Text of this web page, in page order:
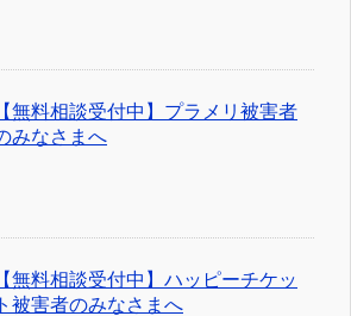
【無料相談受付中】プラメリ被害者
みなさまへ
【無料相談受付中】ハッピーチケッ
ト被害者のみなさまへ